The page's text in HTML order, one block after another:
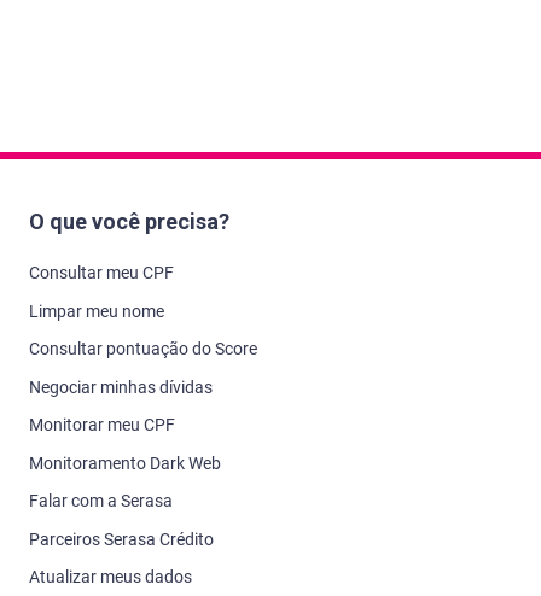
O que você precisa?
Consultar meu CPF
Limpar meu nome
Consultar pontuação do Score
Negociar minhas dívidas
Monitorar meu CPF
Monitoramento Dark Web
Falar com a Serasa
Parceiros Serasa Crédito
Atualizar meus dados